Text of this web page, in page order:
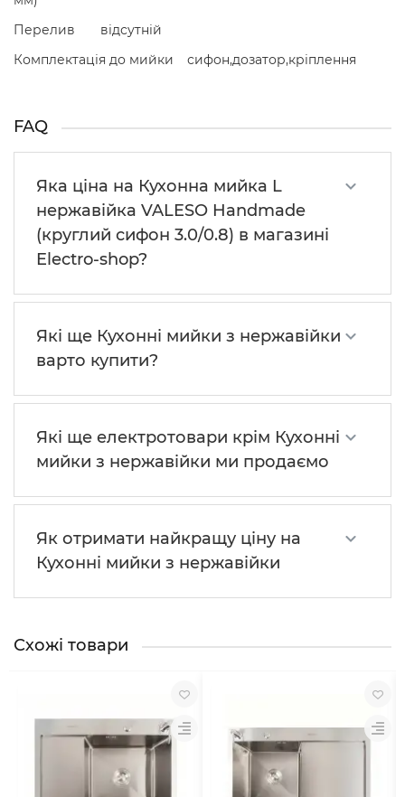
Перелив
відсутній
Комплектація до мийки
сифон,дозатор,кріплення
FAQ
Яка ціна на Кухонна мийка L
нержавійка VALESO Handmade
(круглий сифон 3.0/0.8) в магазині
Electro-shop?
Які ще Кухонні мийки з нержавійки
варто купити?
Які ще електротовари крім Кухонні
мийки з нержавійки ми продаємо
Як отримати найкращу ціну на
Кухонні мийки з нержавійки
Схожі товари